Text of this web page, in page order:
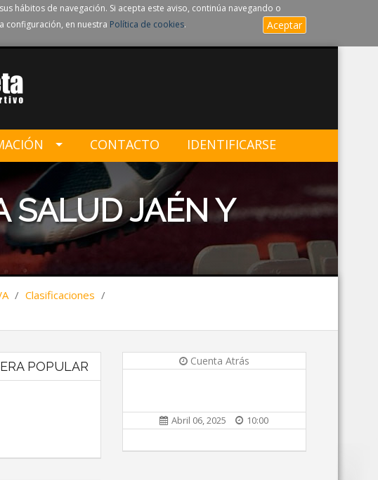
hábitos de navegación. Si acepta este aviso, continúa navegando o
configuración, en nuestra Política de cookies. Aceptar
CONTACTO IDENTIFICARSE
SALUD JAÉN Y
/ Clasificaciones /
POPULAR Cuenta Atrás
Abril 06, 2025 10:00